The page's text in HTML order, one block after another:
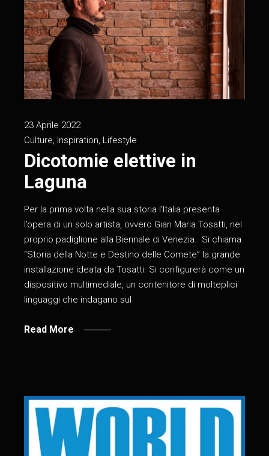
23 Aprile 2022
Culture, Inspiration, Lifestyle
Dicotomie elettive in
Laguna
Per la prima volta nella sua storia l’Italia presenta
l’opera di un solo artista, ovvero Gian Maria Tosatti, nel
proprio padiglione alla Biennale di Venezia. Si chiama
“Storia della Notte e Destino delle Comete” la grande
installazione ideata da Tosatti. Si configurerà come un
dispositivo multimediale, un contenitore di molteplici
linguaggi che indagano sul
Read More